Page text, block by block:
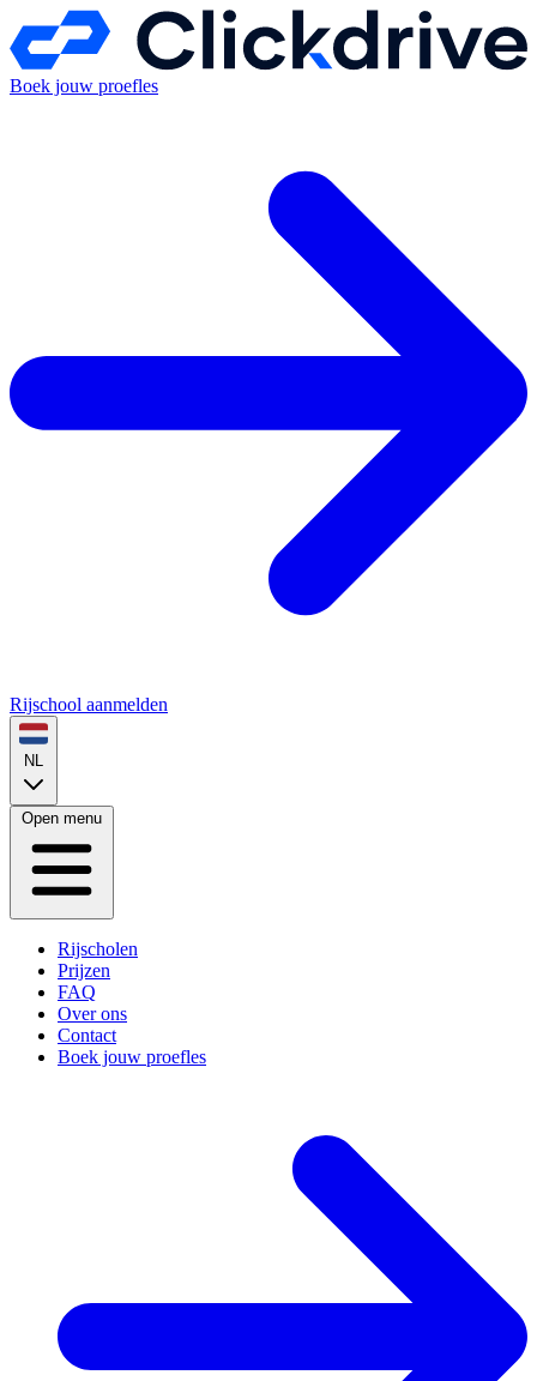
Boek jouw proefles
Rijschool aanmelden
NL
Open menu
Rijscholen
Prijzen
FAQ
Over ons
Contact
Boek jouw proefles